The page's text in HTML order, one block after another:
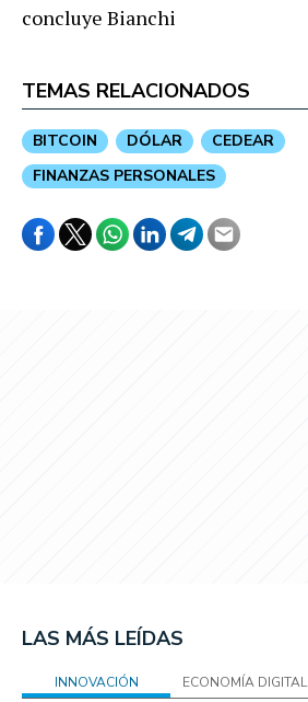
concluye Bianchi
TEMAS RELACIONADOS
BITCOIN DÓLAR
CEDEAR
FINANZAS PERSONALES
LAS MÁS LEÍDAS
INNOVACIÓN ECONOMÍA DIGITAL